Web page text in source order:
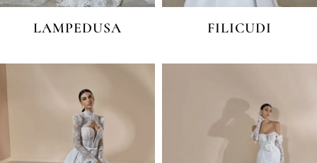
LAMPEDUSA FILICUDI